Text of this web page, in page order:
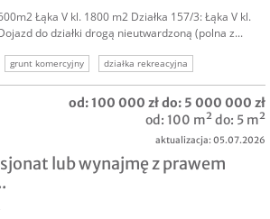
Łąka V kl. 1800 m2 Działka 157/3: Łąka V kl.
do działki drogą nieutwardzoną (polna z...
grunt komercyjny
działka rekreacyjna
lub wynajmę z prawem
od: 100 000 zł do: 5 000 000 zł
od: 100 m² do: 5 m²
aktualizacja: 05.07.2026